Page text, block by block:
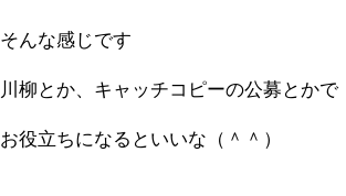
そんな感じです
川柳とか、キャッチコピーの公募とかで
お役立ちになるといいな（＾＾）